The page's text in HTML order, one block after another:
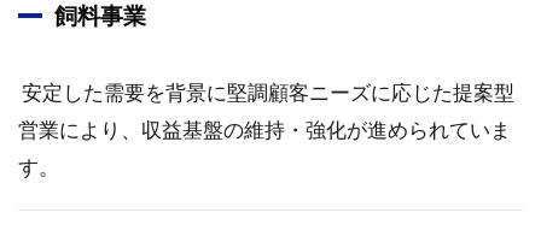
飼料事業
安定した需要を背景に堅調顧客ニーズに応じた提案型
営業により、収益基盤の維持・強化が進められていま
す。